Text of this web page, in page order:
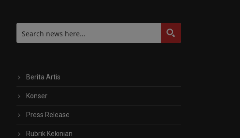
Berita Artis
Konser
Press Release
Rubrik Kekinian